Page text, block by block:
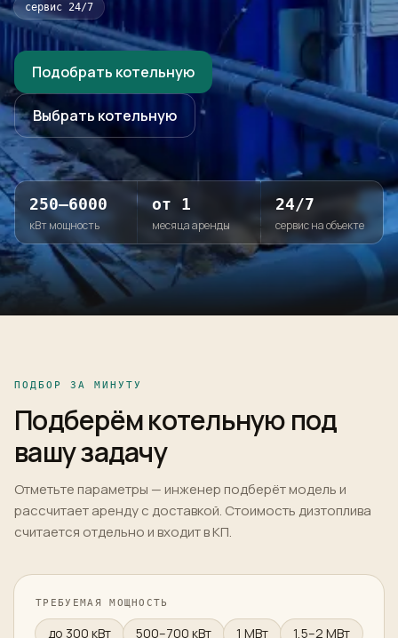
сервис 24/7
Подобрать котельную
Выбрать котельную
250–6000
кВт мощность
от 1
месяца аренды
24/7
сервис на объекте
ПОДБОР ЗА МИНУТУ
Подберём котельную под
вашу задачу
Отметьте параметры — инженер подберёт модель и
рассчитает аренду с доставкой. Стоимость дизтоплива
считается отдельно и входит в КП.
ТРЕБУЕМАЯ МОЩНОСТЬ
до 300 кВт 500–700 кВт 1 МВт
1,5–2 МВт